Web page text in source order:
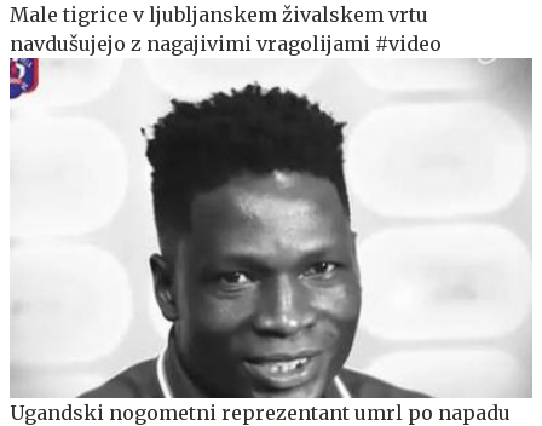
Male tigrice v ljubljanskem živalskem vrtu
navdušujejo z nagajivimi vragolijami #video
Ugandski nogometni reprezentant umrl po napadu